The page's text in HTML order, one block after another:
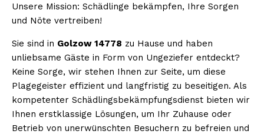
Unsere Mission: Schädlinge bekämpfen, Ihre Sorgen
und Nöte vertreiben!
Sie sind in Golzow 14778 zu Hause und haben
unliebsame Gäste in Form von Ungeziefer entdeckt?
Keine Sorge, wir stehen Ihnen zur Seite, um diese
Plagegeister effizient und langfristig zu beseitigen. Als
kompetenter Schädlingsbekämpfungsdienst bieten wir
Ihnen erstklassige Lösungen, um Ihr Zuhause oder
Betrieb von unerwünschten Besuchern zu befreien und